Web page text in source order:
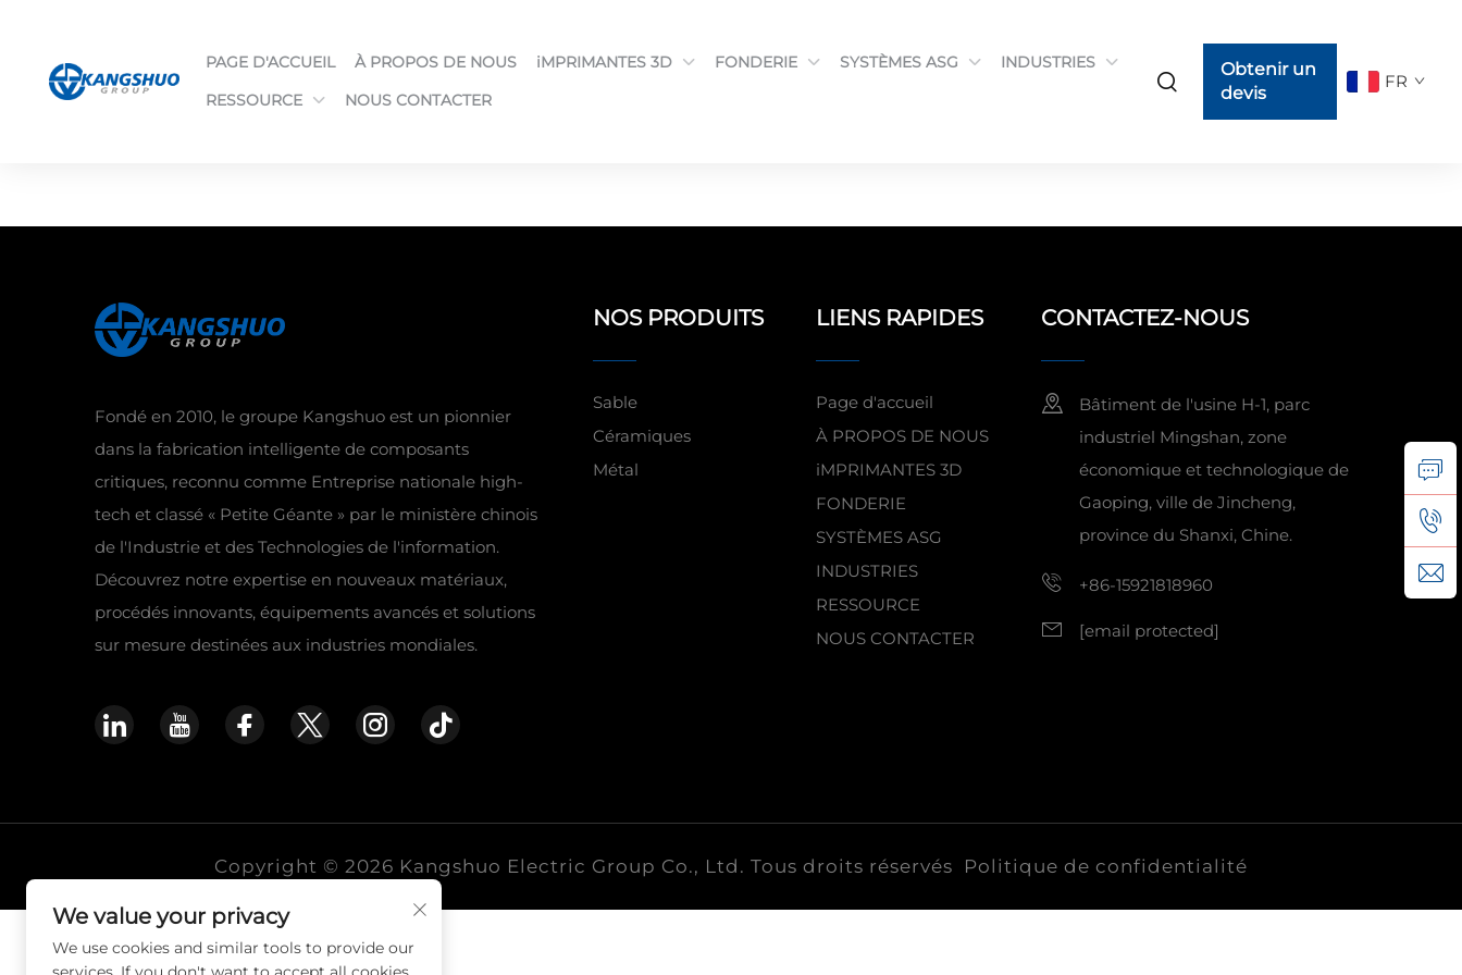
PAGE D'ACCUEIL À PROPOS DE NOUS iMPRIMANTES 3D FONDERIE SYSTÈMES ASG
INDUSTRIES
RESSOURCE
NOUS CONTACTER
Obtenir un
devis
FR
Fondé en 2010, le groupe Kangshuo est un pionnier
dans la fabrication intelligente de composants
critiques, reconnu comme Entreprise nationale high-
tech et classé « Petite Géante » par le ministère chinois
de l'Industrie et des Technologies de l'information.
Découvrez notre expertise en nouveaux matériaux,
procédés innovants, équipements avancés et solutions
sur mesure destinées aux industries mondiales.
NOS PRODUITS
Sable
Céramiques
Métal
LIENS RAPIDES
Page d'accueil
À PROPOS DE NOUS
iMPRIMANTES 3D
FONDERIE
SYSTÈMES ASG
INDUSTRIES
RESSOURCE
NOUS CONTACTER
CONTACTEZ-NOUS
Bâtiment de l'usine H-1, parc
industriel Mingshan, zone
économique et technologique de
Gaoping, ville de Jincheng,
province du Shanxi, Chine.
+86-15921818960
[email protected]
Copyright © 2026 Kangshuo Electric Group Co., Ltd. Tous droits réservés Politique de confidentialité
We value your privacy
We use cookies and similar tools to provide our